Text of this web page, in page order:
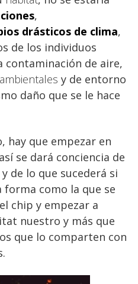
,
drásticos de clima,
de los individuos
contaminación de aire,
y de entorno
daño que se le hace
hay que empezar en
se dará conciencia de
de lo que sucederá si
forma como la que se
chip y empezar a
nuestro y más que
que lo comparten con